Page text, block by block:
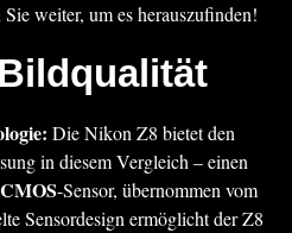
weiter, um es herauszufinden!
Die Nikon Z8 bietet den
in diesem Vergleich – einen
-Sensor, übernommen vom
Sensordesign ermöglicht der Z8